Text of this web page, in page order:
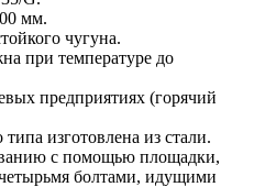
мм.
чугуна.
при температуре до
предприятиях (горячий
изготовлена из стали.
с помощью площадки,
болтами, идущими